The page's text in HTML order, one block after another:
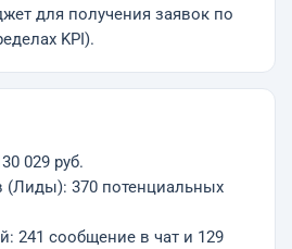
для получения заявок по
KPI).
029 руб.
(Лиды): 370 потенциальных
241 сообщение в чат и 129